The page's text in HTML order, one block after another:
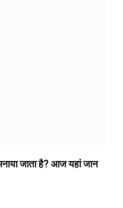
जाता है? आज यहां जान